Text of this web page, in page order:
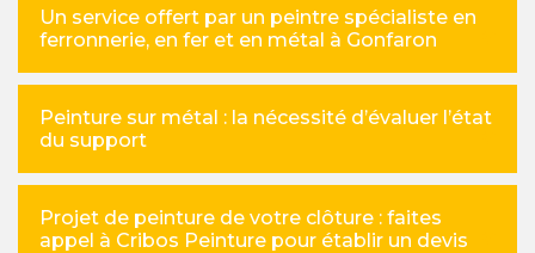
Un service offert par un peintre spécialiste en
ferronnerie, en fer et en métal à Gonfaron
Peinture sur métal : la nécessité d’évaluer l’état
du support
Projet de peinture de votre clôture : faites
appel à Cribos Peinture pour établir un devis